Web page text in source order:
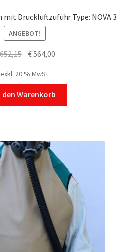
Druckluftzufuhr Type: NOVA 3
ANGEBOT!
Ursprünglicher
war:
€ 652,15
€564,00
exkl. 20 % MwSt.
den Warenkorb